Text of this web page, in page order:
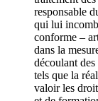
responsable
qui lui
conforme –
dans la
découlant
tels que la
valoir les